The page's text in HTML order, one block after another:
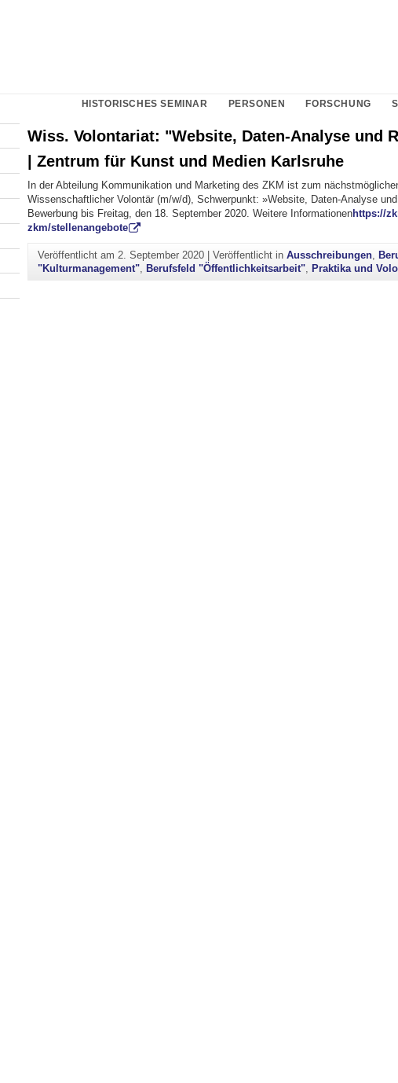
HISTORISCHES SEMINAR PERSONEN FORSCHUNG
Wiss. Volontariat: "Website, Daten-Analyse und
| Zentrum für Kunst und Medien Karlsruhe
In der Abteilung Kommunikation und Marketing des ZKM ist zum
Wissenschaftlicher Volontär (m/w/d), Schwerpunkt: »Website, Daten-Analyse
Bewerbung bis Freitag, den 18. September 2020. Weitere Informationenhttps://
zkm/stellenangebote
Veröffentlicht am2. September 2020 |Veröffentlicht inAusschreibungen,
"Kulturmanagement", Berufsfeld "Öffentlichkeitsarbeit", Praktika und